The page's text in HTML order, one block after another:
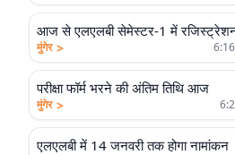
आज से एलएलबी सेमेस्टर-1 में
मुंगेर >
परीक्षा फॉर्म भरने की अंतिम तिथि आज
मुंगेर >
एलएलबी में 14 जनवरी तक होगा नामांकन